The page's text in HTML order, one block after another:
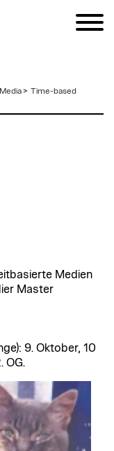
Media> Time-based
Medien
Master
9. Oktober, 10
OG.